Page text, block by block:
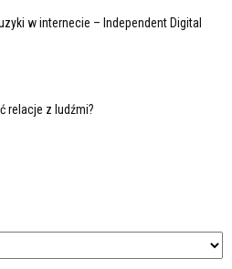
w internecie – Independent Digital
relacje z ludźmi?